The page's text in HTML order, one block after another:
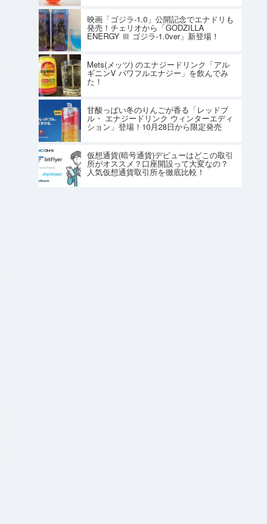
映画「ゴジラ-1.0」公開記念でエナドリも
発売！チェリオから「GODZILLA
ENERGY Ⅲ ゴジラ-1.0ver」新登場！
Mets(メッツ) のエナジードリンク「アル
ギニンV パワフルエナジー」を飲んでみ
た！
甘酸っぱい冬のりんごが香る「レッドブ
ル・ エナジードリンク ウィンターエディ
ション」登場！10月28日から限定発売
仮想通貨(暗号通貨)デビューはどこの取引
所がオススメ？口座開設って大変なの？
人気仮想通貨取引所を徹底比較！